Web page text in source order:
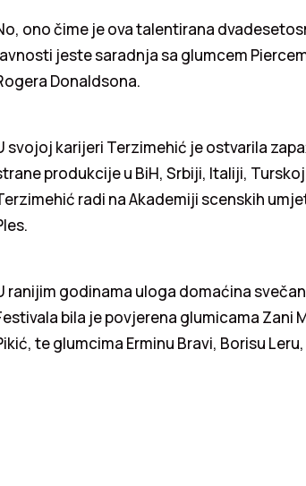
ono čime je ova talentirana
jeste saradnja sa glumcem
Donaldsona.
svojoj karijeri Terzimehić je ostvarila
produkcije u BiH, Srbiji, Italiji,
radi na Akademiji scenskih
ranijim godinama uloga domaćina
bila je povjerena glumicama Zani
te glumcima Erminu Bravi, Borisu